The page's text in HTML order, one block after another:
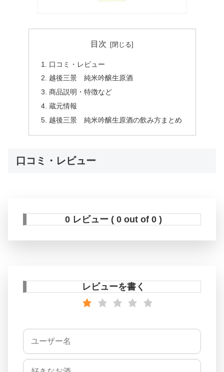
目次
口コミ・レビュー
越後三景 純米吟醸生原酒
商品説明・特徴など
蔵元情報
越後三景 純米吟醸生原酒の飲み方まとめ
口コミ・レビュー
0 レビュー ( 0 out of 0 )
レビューを書く